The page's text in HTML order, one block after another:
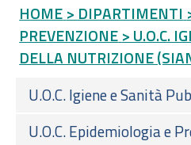
HOME > DIPARTIMENTI
PREVENZIONE > U.O.C.
DELLA NUTRIZIONE
U.O.C. Igiene e Sanità
U.O.C. Epidemiologia e